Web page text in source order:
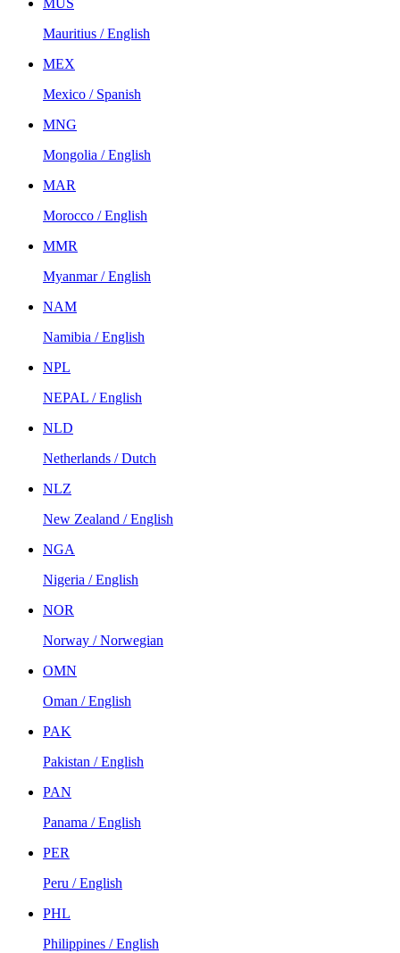
MUS
Mauritius / English
MEX
Mexico / Spanish
MNG
Mongolia / English
MAR
Morocco / English
MMR
Myanmar / English
NAM
Namibia / English
NPL
NEPAL / English
NLD
Netherlands / Dutch
NLZ
New Zealand / English
NGA
Nigeria / English
NOR
Norway / Norwegian
OMN
Oman / English
PAK
Pakistan / English
PAN
Panama / English
PER
Peru / English
PHL
Philippines / English